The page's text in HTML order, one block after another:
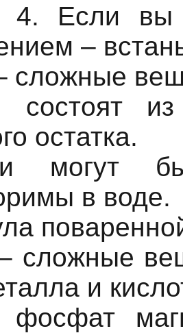
4. Если вы
–
сложные
состоят
остатка.
могут
в воде.
сложные
и